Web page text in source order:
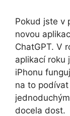
Pokud jste v
novou
ChatGPT. V
aplikací roku
iPhonu
na to
docela dost.